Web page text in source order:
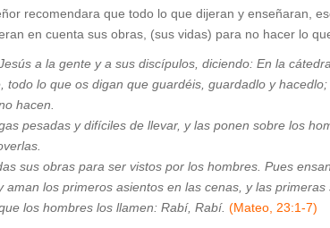
recomendara que todo lo que dijeran y enseñaran,
en cuenta sus obras, (sus vidas) para no hacer lo
a la gente y a sus discípulos, diciendo: En la
todo lo que os digan que guardéis, guardadlo y
hacen.
pesadas y difíciles de llevar, y las ponen sobre los
sus obras para ser vistos por los hombres. Pues
aman los primeros asientos en las cenas, y las
los hombres los llamen: Rabí, Rabí. (Mateo, 23:1-7)